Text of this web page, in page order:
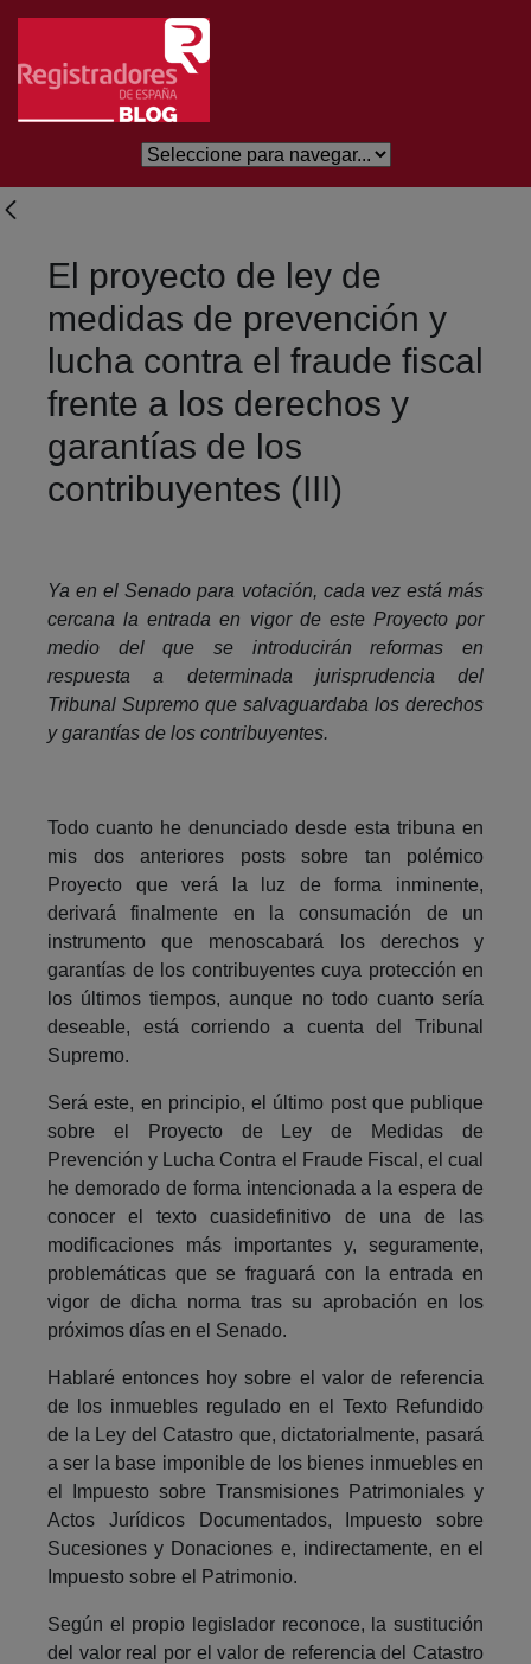
Saltar al contenido principal
El proyecto de ley de
medidas de prevención y
lucha contra el fraude fiscal
frente a los derechos y
garantías de los
contribuyentes (III)
Ya en el Senado para votación, cada vez está más
cercana la entrada en vigor de este Proyecto por
medio del que se introducirán reformas en
respuesta a determinada jurisprudencia del
Tribunal Supremo que salvaguardaba los derechos
y garantías de los contribuyentes.
Todo cuanto he denunciado desde esta tribuna en
mis dos anteriores posts sobre tan polémico
Proyecto que verá la luz de forma inminente,
derivará finalmente en la consumación de un
instrumento que menoscabará los derechos y
garantías de los contribuyentes cuya protección en
los últimos tiempos, aunque no todo cuanto sería
deseable, está corriendo a cuenta del Tribunal
Supremo.
Será este, en principio, el último post que publique
sobre el Proyecto de Ley de Medidas de
Prevención y Lucha Contra el Fraude Fiscal, el cual
he demorado de forma intencionada a la espera de
conocer el texto cuasidefinitivo de una de las
modificaciones más importantes y, seguramente,
problemáticas que se fraguará con la entrada en
vigor de dicha norma tras su aprobación en los
próximos días en el Senado.
Hablaré entonces hoy sobre el valor de referencia
de los inmuebles regulado en el Texto Refundido
de la Ley del Catastro que, dictatorialmente, pasará
a ser la base imponible de los bienes inmuebles en
el Impuesto sobre Transmisiones Patrimoniales y
Actos Jurídicos Documentados, Impuesto sobre
Sucesiones y Donaciones e, indirectamente, en el
Impuesto sobre el Patrimonio.
Según el propio legislador reconoce, la sustitución
del valor real por el valor de referencia del Catastro